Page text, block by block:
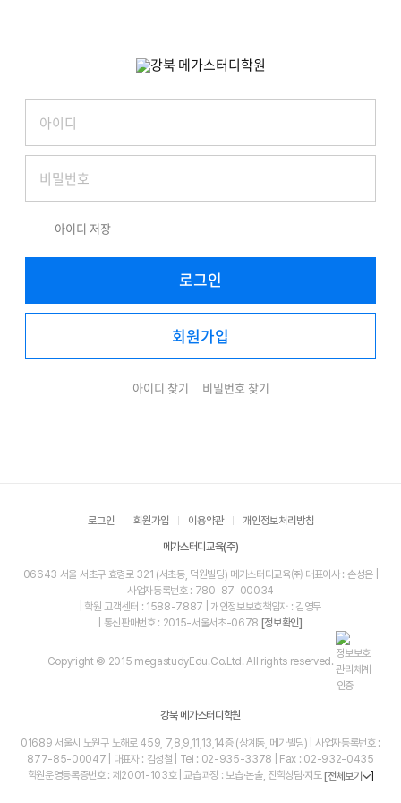
아이디 저장
로그인
회원가입
아이디 찾기 비밀번호 찾기
로그인 회원가입 이용약관 개인정보처리방침
메가스터디교육(주)
06643 서울 서초구 효령로 321 (서초동, 덕원빌딩) 메가스터디교육㈜ 대표이사 : 손성은 |
사업자등록번호 : 780-87-00034
| 학원 고객센터 : 1588-7887 | 개인정보보호책임자 : 김영무
| 통신판매번호 : 2015-서울서초-0678 [정보확인]
Copyright © 2015 megastudyEdu.Co.Ltd. All rights reserved.
강북 메가스터디학원
01689 서울시 노원구 노해로 459, 7,8,9,11,13,14층 (상계동, 메가빌딩) | 사업자등록번호 :
877-85-00047 | 대표자 : 김성철 | Tel : 02-935-3378 | Fax : 02-932-0435
학원운영등록증번호 : 제2001-103호 | 교습과정 : 보습·논술, 진학상담·지도[전체보기 ]